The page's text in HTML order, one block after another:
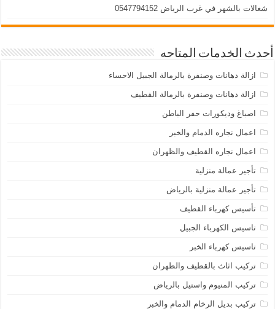
شغالات بالشهر في غرب الرياض 0547794152
أحدث الخدمات المتاحه
ازالة دهانات وصنفرة بالرمالة الجبيل الاحساء
ازالة دهانات وصنفرة بالرمالة القطيف
اصباغ وديكورات حفر الباطن
اعمال نجاره الدمام والخبر
اعمال نجاره القطيف والظهران
تأجير عمالة منزلية
تأجير عمالة منزلية بالرياض
تأسيس كهرباء القطيف
تاسيس الكهرباء الجبيل
تاسيس كهرباء الخبر
تركيب اثاث بالقطيف والظهران
تركيب المنيوم واستيل بالرياض
تركيب بديل الرخام الدمام والخبر